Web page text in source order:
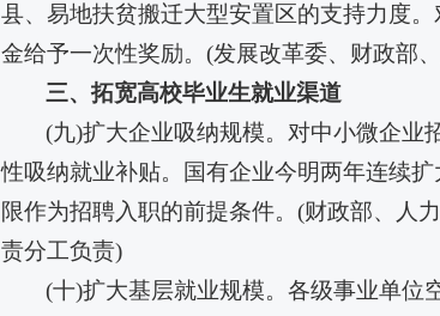
县、易地扶贫搬迁大型安置区的支持力度
金给予一次性奖励。(发展改革委、财政部
三、拓宽高校毕业生就业渠道
(九)扩大企业吸纳规模。对中小微企业
性吸纳就业补贴。国有企业今明两年连续
限作为招聘入职的前提条件。(财政部、人
责分工负责)
(十)扩大基层就业规模。各级事业单位